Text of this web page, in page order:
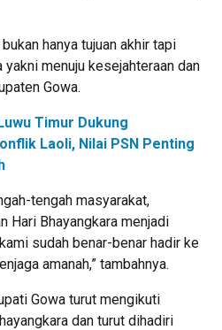
hanya tujuan akhir tapi
menuju kesejahteraan dan
Gowa.
Timur Dukung
Laoli, Nilai PSN Penting
tengah masyarakat,
Hari Bhayangkara menjadi
sudah benar-benar hadir ke
amanah,” tambahnya.
Gowa turut mengikuti
dan turut dihadiri